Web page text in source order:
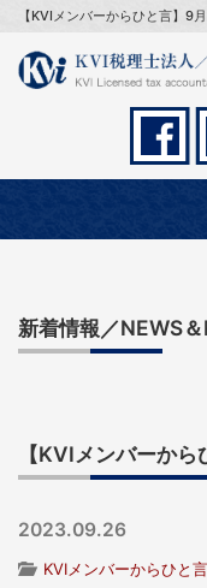
【KVIメンバーからひと言】
新着情報／NEWS＆
【KVIメンバーか
2023.09.26
KVIメンバーからひと言